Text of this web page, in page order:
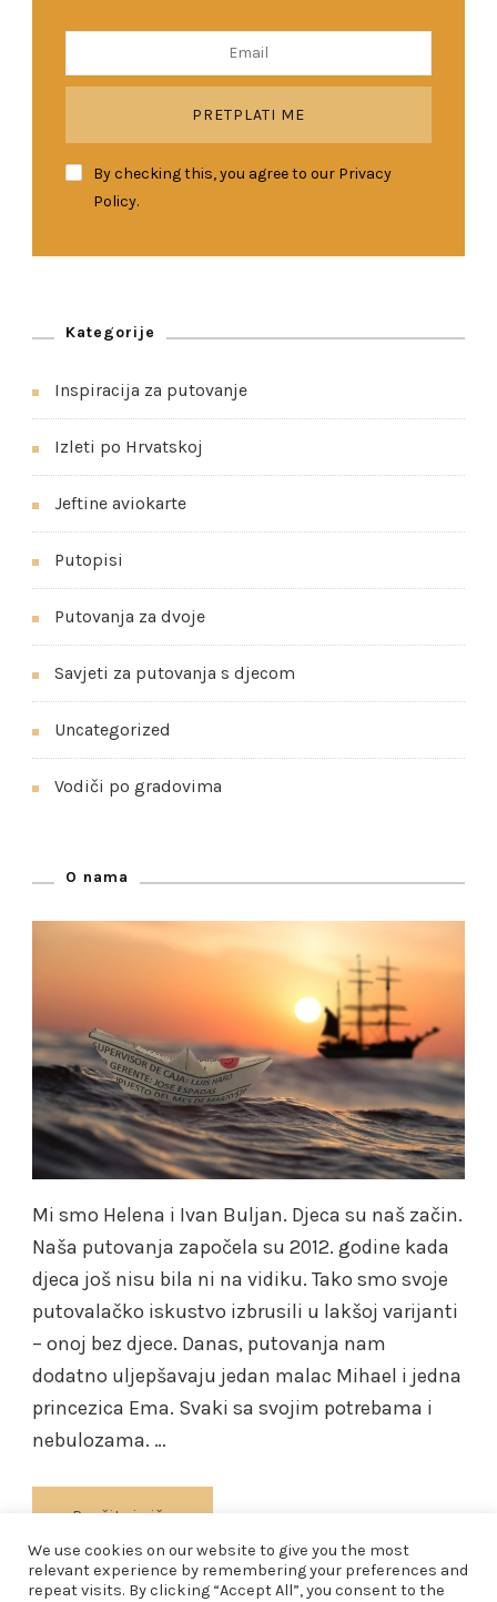
By checking this, you agree to our Privacy
Policy.
Kategorije
Inspiracija za putovanje
Izleti po Hrvatskoj
Jeftine aviokarte
Putopisi
Putovanja za dvoje
Savjeti za putovanja s djecom
Uncategorized
Vodiči po gradovima
O nama
Mi smo Helena i Ivan Buljan. Djeca su naš začin.
Naša putovanja započela su 2012. godine kada
djeca još nisu bila ni na vidiku. Tako smo svoje
putovalačko iskustvo izbrusili u lakšoj varijanti
– onoj bez djece. Danas, putovanja nam
dodatno uljepšavaju jedan malac Mihael i jedna
princezica Ema. Svaki sa svojim potrebama i
nebulozama. …
Pročitaj više
We use cookies on our website to give you the most
relevant experience by remembering your preferences and
repeat visits. By clicking “Accept All”, you consent to the